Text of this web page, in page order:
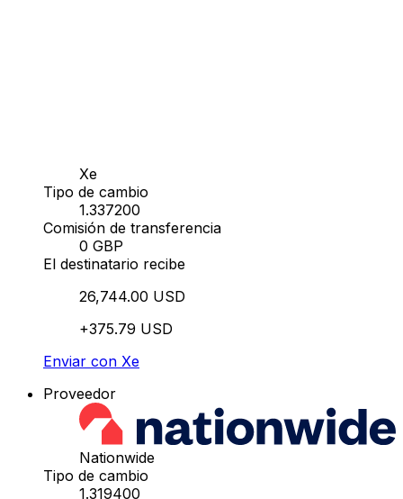
Xe
Tipo de cambio
1.337200
Comisión de transferencia
0 GBP
El destinatario recibe
26,744.00 USD
+375.79 USD
Enviar con Xe
Proveedor
Nationwide
Tipo de cambio
1.319400